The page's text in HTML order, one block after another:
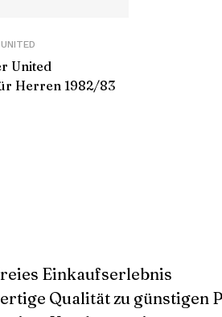
United
Herren 1982/83
Einkaufserlebnis
Qualität zu günstigen